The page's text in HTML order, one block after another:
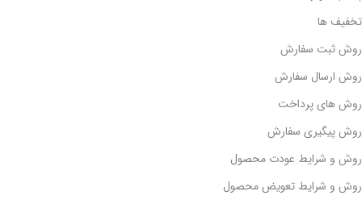
تخفیف ها
روش ثبت سفارش
روش ارسال سفارش
روش های پرداخت
روش پیگیری سفارش
روش و شرایط عودت محصول
روش و شرایط تعویض محصول